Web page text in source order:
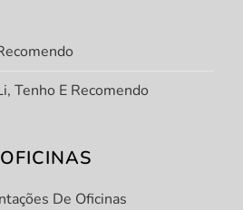
Tenho E Recomendo
De Oficinas